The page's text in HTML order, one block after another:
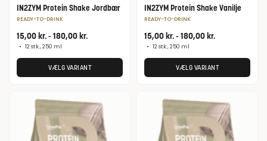
IN2ZYM Protein Shake Jordbær
READY-TO-DRINK
15,00kr.-180,00kr.
• 12 stk., 250 ml
VÆLG VARIANT
IN2ZYM Protein Shake Vanilje
READY-TO-DRINK
15,00kr.-180,00kr.
• 12 stk., 250 ml
VÆLG VARIANT